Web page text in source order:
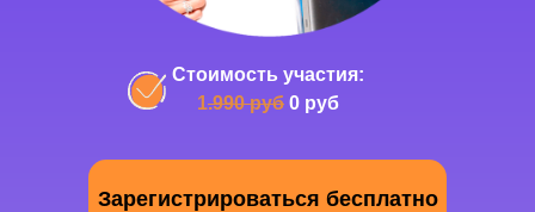
Зарегистрироваться бесплатно
Стоимость участия:
1.990 руб 0 руб